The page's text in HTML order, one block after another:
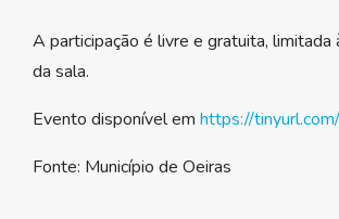
A participação é livre e gratuita, limitada
da sala.
Evento disponível em https://
Fonte: Município de Oeiras